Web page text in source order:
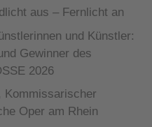
aus – Fernlicht an
und Künstler:
Gewinner des
2026
Kommissarischer
Oper am Rhein